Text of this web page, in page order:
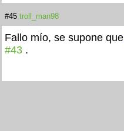
#45 troll_man98
Fallo mío, se supone que
#43 .